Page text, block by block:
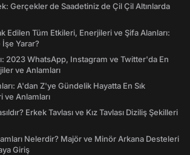
Gerçekler de Saadetiniz de Çil Çil Altınlarda
Edilen Tüm Etkileri, Enerjileri ve Şifa Alanları:
İşe Yarar?
2023 WhatsApp, Instagram ve Twitter'da En
ve Anlamları
A'dan Z'ye Gündelik Hayatta En Sık
ve Anlamları
Erkek Tavlası ve Kız Tavlası Diziliş Şekilleri
Nelerdir? Majör ve Minör Arkana Desteleri
Giriş